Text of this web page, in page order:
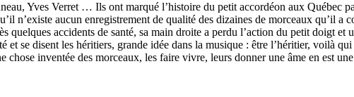
Yves Verret … Ils ont marqué l’histoire du petit accordéon aux Québec
n’existe aucun enregistrement de qualité des dizaines de morceaux qu’il a
quelques accidents de santé, sa main droite a perdu l’action du petit doigt
et se disent les héritiers, grande idée dans la musique : être l’héritier, voilà
inventée des morceaux, les faire vivre, leurs donner une âme en est